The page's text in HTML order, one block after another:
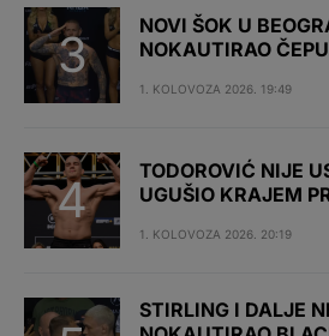
NOVI ŠOK U
NOKAUTIRAO
1. KOLOVOZA 2026. 19:49
TODOROVIĆ NIJE
UGUŠIO KRAJEM
1. KOLOVOZA 2026. 20:19
STIRLING I DALJE